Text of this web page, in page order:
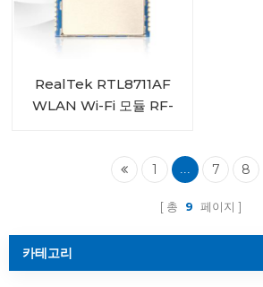
RealTek RTL8711AF
WLAN Wi-Fi 모듈 RF-
1 ... 7 8
총 9 페이지
카테고리